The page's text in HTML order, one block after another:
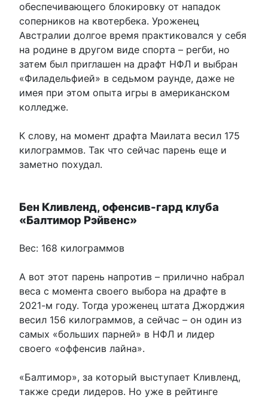
обеспечивающего блокировку от нападок
соперников на квотербека. Уроженец
Австралии долгое время практиковался у себя
на родине в другом виде спорта – регби, но
затем был приглашен на драфт НФЛ и выбран
«Филадельфией» в седьмом раунде, даже не
имея при этом опыта игры в американском
колледже.
К слову, на момент драфта Маилата весил 175
килограммов. Так что сейчас парень еще и
заметно похудал.
Бен Кливленд, офенсив-гард клуба
«Балтимор Рэйвенс»
Вес: 168 килограммов
А вот этот парень напротив – прилично набрал
веса с момента своего выбора на драфте в
2021-м году. Тогда уроженец штата Джорджия
весил 156 килограммов, а сейчас – он один из
самых «больших парней» в НФЛ и лидер
своего «оффенсив лайна».
«Балтимор», за который выступает Кливленд,
также среди лидеров. Но уже в рейтинге